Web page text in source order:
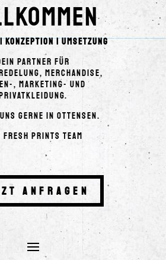
Konzeption | Umsetzung
Partner für
Merchandise,
, Marketing- und
gerne in Ottensen.
PRINTS Team
anfragen